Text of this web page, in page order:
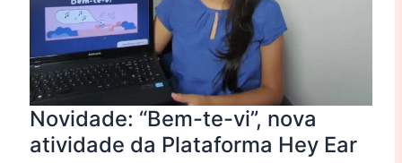
Novidade: “Bem-te-vi”, nova
atividade da Plataforma Hey Ear
Plataforma
Hey
Ear